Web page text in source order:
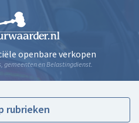
openbare verkopen
gemeenten en Belastingdienst.
rubrieken